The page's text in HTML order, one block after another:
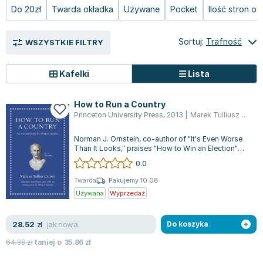
Książki o naukach politycznych dla studentów
Książki do nauk społecznych dla studentów
Prawo - książki dla studentów
Zarządzanie i marketing - książki
Nauka języków obcych - książki
Podręczniki dla nauczycieli - metodyka
Repetytoria, testy i materiały pomocnicze
Bolesław Prus
Wanda Chotomska
Clive Staples Lewis
Melissa De la Cruz
Blanka Lipińska
Jaś Kapela
Agatha Christie
Witold Gadowski
Jan Pietrzak
Marcin Kowalczyk
Piotr Zychowicz
Joanna Jabłczyńska
Piotr Kościelny
Do 20zł Twarda okładka Używane Pocket Ilość stron
Kafelki Lista
WSZYSTKIE FILTRY Sortuj: Trafność
How to Run a Country
Princeton University Press, 2013 Marek Tulliusz Cyceron
Norman J. Ornstein, co-author of "It's Even Worse
Than It Looks," praises "How to Win an Election"
and finds "How to Run a Country...
0.0
Twarda
Pakujemy 10.08
Używana
Wyprzedaż
28.52 zł jak nowa
64.38złtaniej o 35.86 zł
Do koszyka